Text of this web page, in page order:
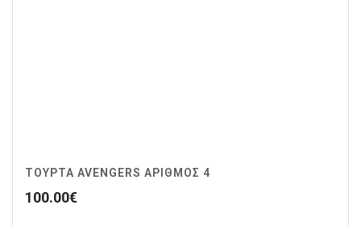
ΤΟΥΡΤΑ AVENGERS ΑΡΙΘΜΌΣ 4
100.00€